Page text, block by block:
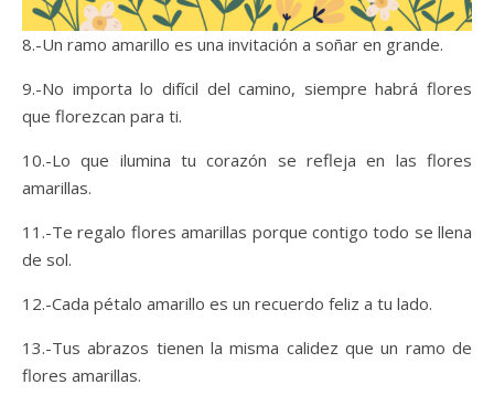
8.-Un ramo amarillo es una invitación a soñar en grande.
9.-No importa lo difícil del camino, siempre habrá flores
que florezcan para ti.
10.-Lo que ilumina tu corazón se refleja en las flores
amarillas.
11.-Te regalo flores amarillas porque contigo todo se llena
de sol.
12.-Cada pétalo amarillo es un recuerdo feliz a tu lado.
13.-Tus abrazos tienen la misma calidez que un ramo de
flores amarillas.